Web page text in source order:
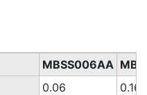
MBSS006AA
0.06
0.16